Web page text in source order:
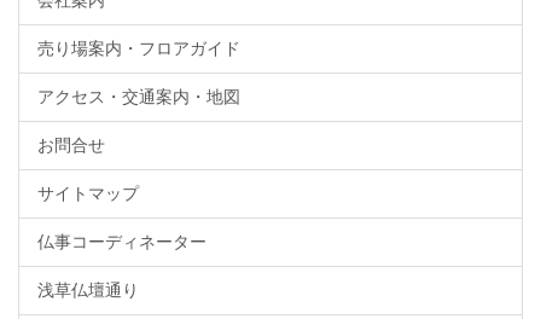
売り場案内・フロアガイド
アクセス・交通案内・地図
お問合せ
サイトマップ
仏事コーディネーター
浅草仏壇通り